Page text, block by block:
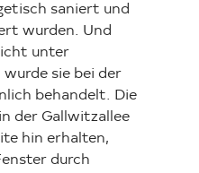
saniert und
wurden. Und
unter
sie bei der
behandelt. Die
der Gallwitzallee
hin erhalten,
durch